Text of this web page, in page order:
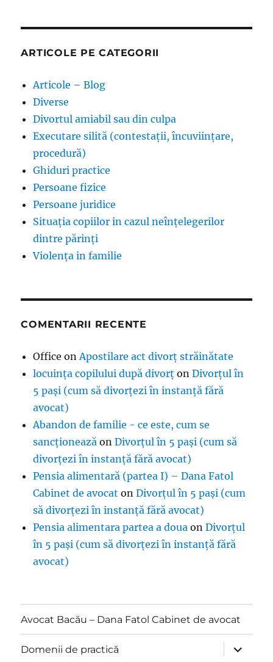
ARTICOLE PE CATEGORII
Articole – Blog
Diverse
Divortul amiabil sau din culpa
Executare silită (contestații, încuviințare,
procedură)
Ghiduri practice
Persoane fizice
Persoane juridice
Situația copiilor in cazul neînțelegerilor
dintre părinți
Violența in familie
COMENTARII RECENTE
Office onApostilare act divorț străinătate
locuința copilului după divorț onDivorțul în
5 pași (cum să divorțezi în instanță fără
avocat)
Abandon de familie - ce este, cum se
sancționează onDivorțul în 5 pași (cum să
divorțezi în instanță fără avocat)
Pensia alimentară (partea I) – Dana Fatol
Cabinet de avocat onDivorțul în 5 pași (cum
să divorțezi în instanță fără avocat)
Pensia alimentara partea a doua onDivorțul
în 5 pași (cum să divorțezi în instanță fără
avocat)
Avocat Bacău – Dana Fatol Cabinet de avocat
Domenii de practică
expand
child